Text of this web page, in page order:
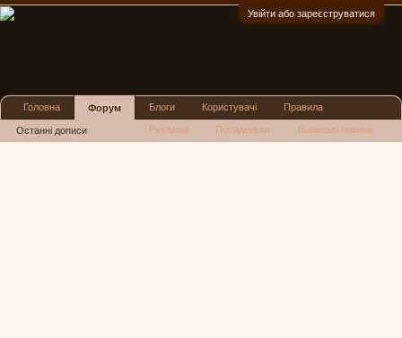
Увійти або зареєструватися
Головна Форум
Останні дописи
Блоги Користувачі Правила
Реклама Посиденьки Львівські новини